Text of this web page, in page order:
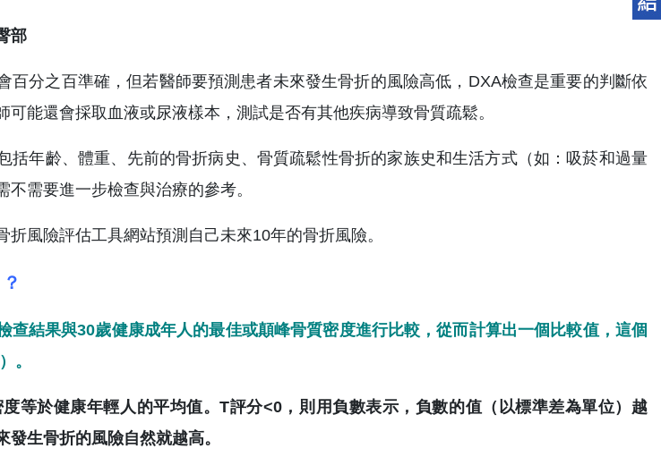
百分之百準確，但若醫師要預測患者未來發生骨折的風險高低，DXA檢查是重要的判斷依
可能還會採取血液或尿液樣本，測試是否有其他疾病導致骨質疏鬆。
括年齡、體重、先前的骨折病史、骨質疏鬆性骨折的家族史和生活方式（如：吸菸和過量
需要進一步檢查與治療的參考。
折風險評估工具網站預測自己未來10年的骨折風險。
查結果與30歲健康成年人的最佳或顛峰骨質密度進行比較，從而計算出一個比較值，這個
。
等於健康年輕人的平均值。T評分<0，則用負數表示，負數的值（以標準差為單位）越
生骨折的風險自然就越高。